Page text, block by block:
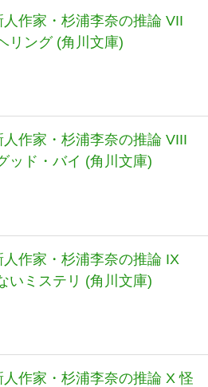
作家・杉浦李奈の推論 VII
リング (角川文庫)
作家・杉浦李奈の推論 VIII
ッド・バイ (角川文庫)
作家・杉浦李奈の推論 IX
いミステリ (角川文庫)
作家・杉浦李奈の推論 X 怪